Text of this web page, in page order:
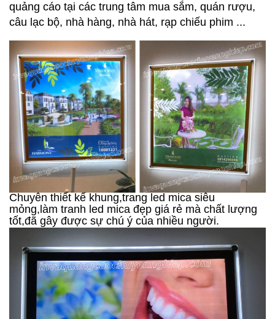
quảng cáo tại các trung tâm mua sắm, quán rượu,
câu lạc bộ, nhà hàng, nhà hát, rạp chiếu phim ...
Chuyên thiết kế khung,trang led mica siêu
mỏng,làm tranh led mica đẹp giá rẻ mà chất lượng
tốt,đã gây được sự chú ý của nhiều người.